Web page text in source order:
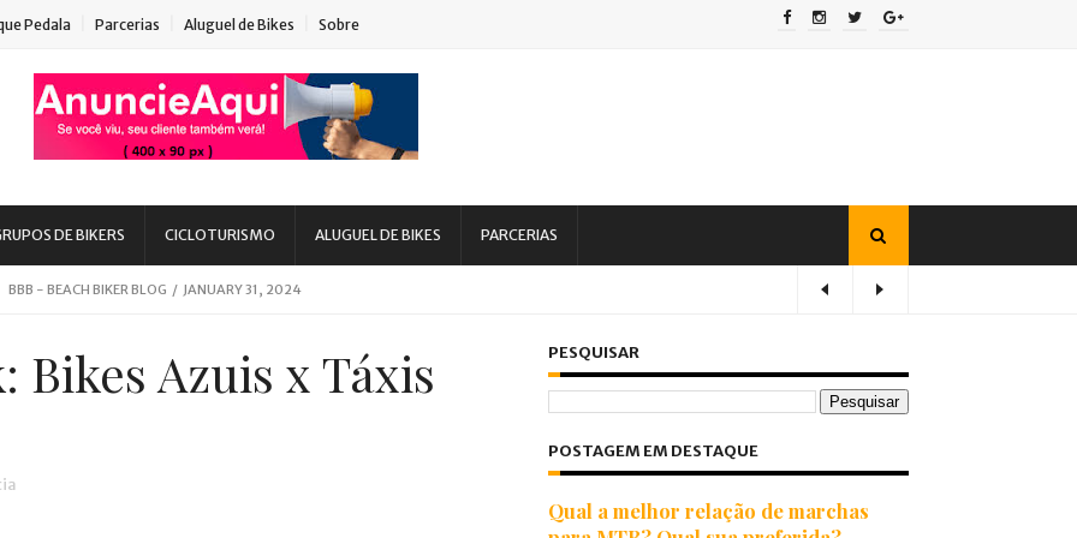
Pedala Parcerias Aluguel de Bikes Sobre
DE BIKERS CICLOTURISMO ALUGUEL DE BIKES PARCERIAS
BIKER BLOG / MARCH 08, 2020
BBB - BEACH BIKER BLOG / JANUARY 31, 2024
- BEACH BIKER BLOG / MARCH 03, 2023
SC
DE INSCRIÇÃO
Bikes Azuis x Táxis
PESQUISAR
POSTAGEM EM DESTAQUE
Qual a melhor relação de marchas